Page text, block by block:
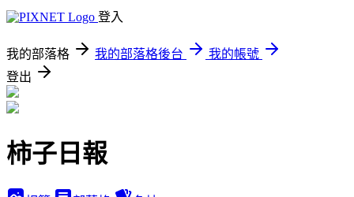
登入
我的部落格 我的部落格後台
我的帳號
登出
柿子日報